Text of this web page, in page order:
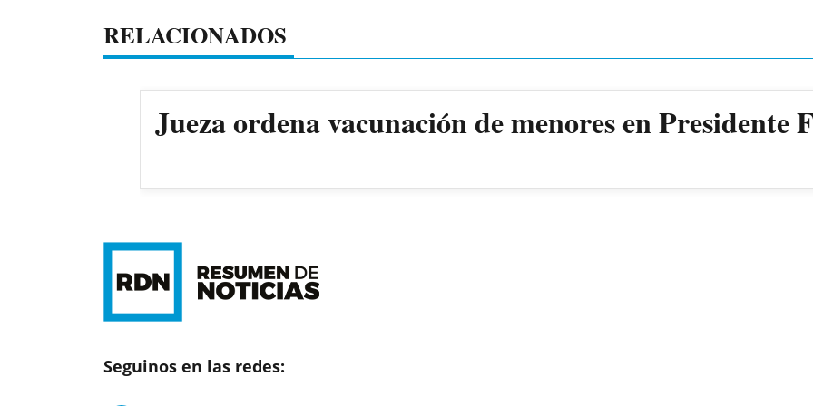
RELACIONADOS
Jueza ordena vacunación de menores en Presidente
Seguinos en las redes: